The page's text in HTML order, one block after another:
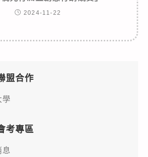
2024-11-22
盟合作
學
考專區
息